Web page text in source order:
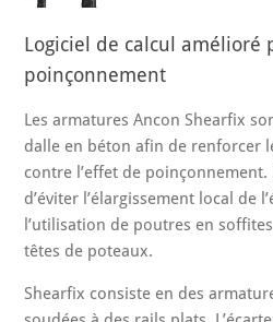
Logiciel de calcul amélioré
poinçonnement
Les armatures Ancon Shearfix
dalle en béton afin de renforcer
contre l’effet de
d’éviter l’élargissement local de
l’utilisation de poutres en
têtes de poteaux.
Shearfix consiste en des